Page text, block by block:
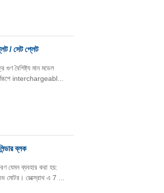
/ সেট প্লেট
বৈশিষ্ট্য মান মডেল
interchargeabl...
ব্লক
যেমন ব্যবহার করা হয়:
মোটর। রেক্স্রোথ এ 7 ...